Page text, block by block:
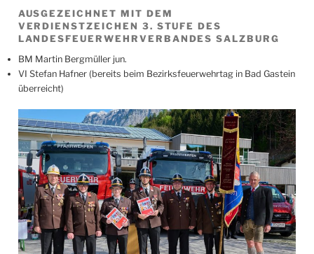
AUSGEZEICHNET MIT DEM
VERDIENSTZEICHEN 3. STUFE DES
LANDESFEUERWEHRVERBANDES SALZBURG
BM Martin Bergmüller jun.
VI Stefan Hafner (bereits beim Bezirksfeuerwehrtag in Bad Gastein
überreicht)